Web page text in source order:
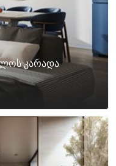
კარადა